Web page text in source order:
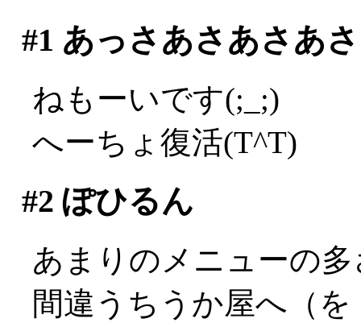
#1 あっさあさあさあ
ねもーいです(;_;)
へーちょ復活(T^T)
#2 ぽひるん
あまりのメニューの
間違うちうか屋へ（を